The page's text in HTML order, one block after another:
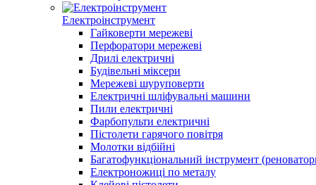
Електроінструмент
Гайковерти мережеві
Перфоратори мережеві
Дрилі електричні
Будівельні міксери
Мережеві шуруповерти
Електричні шліфувальні машини
Пили електричні
Фарбопульти електричні
Пістолети гарячого повітря
Молотки відбійні
Багатофункціональний інструмент
Електроножиці по металу